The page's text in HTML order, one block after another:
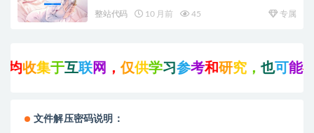
整站代码 10 月前 45 专属
收集于互联 网， 仅 供学习参 考和研究，也 可能 存
文件解压密码说明：